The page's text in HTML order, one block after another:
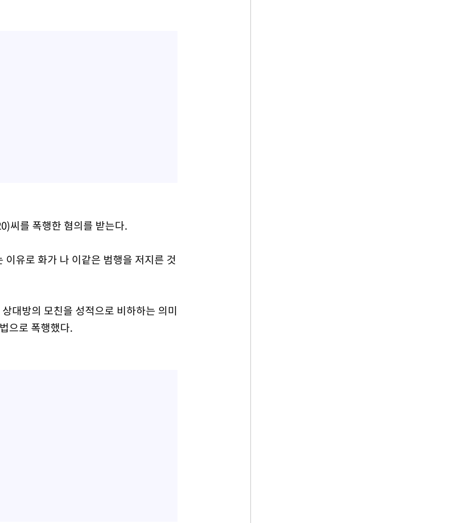
씨를 폭행한 혐의를 받는다.
유로 화가 나 이같은 범행을 저지른 것
대방의 모친을 성적으로 비하하는 의미
으로 폭행했다.